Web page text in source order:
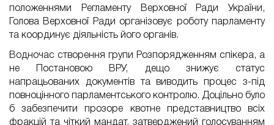
положеннями Регламенту Верховної Ради України,
Голова Верховної Ради організовує роботу парламенту
та координує діяльність його органів.
Водночас створення групи Розпорядженням спікера, а
не Постановою ВРУ, дещо знижує статус
напрацьованих документів та виводить процес з-під
повноцінного парламентського контролю. Доцільно було
б забезпечити прозоре квотне представництво всіх
фракцій та чіткий мандат, затверджений голосуванням